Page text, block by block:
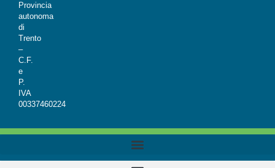
Provincia
autonoma
di
Trento
–
C.F.
e
P.
IVA
00337460224